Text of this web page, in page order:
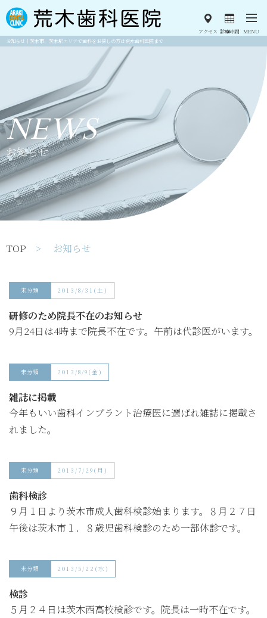
アクセス 診療時間
MENU
お知らせ｜茨木市、茨木駅エリアで歯科をお探しの方は荒木歯科医院まで
NEWS
お知らせ
TOP > お知らせ
未分類 2013/8/31(土)
研修のため院長不在のお知らせ
9月24日は4時まで院長不在です。午前は代診医がいます。
未分類 2013/8/9(金)
雑誌に掲載
今年もいい歯科インプラント治療医に選ばれ雑誌に掲載さ
れました。
未分類 2013/7/29(月)
歯科検診
９月１日より茨木市成人歯科検診始まります。８月２７日
午後は茨木市１．８歳児歯科検診のため一部休診です。
未分類 2013/5/22(水)
検診
５月２４日は茨木西高校検診です。院長は一時不在です。